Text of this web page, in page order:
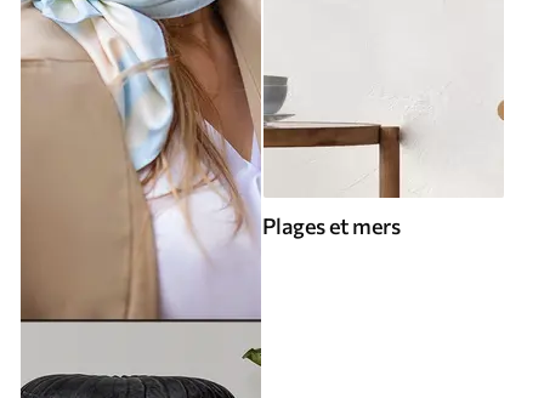
Plages et mers